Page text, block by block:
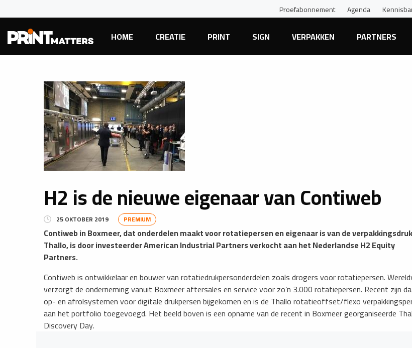
Proefabonnement Agenda
HOME CREATIE PRINT SIGN VERPAKKEN PARTNERS
H2 is de nieuwe eigenaar van Contiweb
25 OKTOBER 2019 PREMIUM
Contiweb in Boxmeer, dat onderdelen maakt voor rotatiepersen en eigenaar is van de
Thallo, is door investeerder American Industrial Partners verkocht aan het Nederlandse H2 Equity
Partners.
Contiweb is ontwikkelaar en bouwer van rotatiedrukpersonderdelen zoals drogers voor rotatiepersen.
verzorgt de onderneming vanuit Boxmeer aftersales en service voor zo’n 3.000 rotatiepersen. Recent zijn
op- en afrolsystemen voor digitale drukpersen bijgekomen en is de Thallo rotatieoffset/flexo
aan het portfolio toegevoegd. Het beeld boven is een opname van de recent in Boxmeer georganiseerde
Discovery Day.